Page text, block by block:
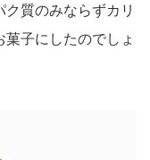
質のみならずカリ
子にしたのでしょ